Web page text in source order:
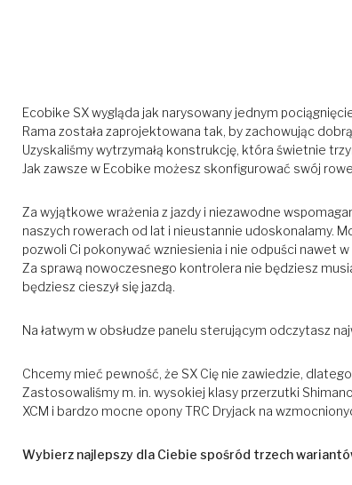
Ecobike SX wygląda jak narysowany jednym
Rama została zaprojektowana tak, by zachowując
Uzyskaliśmy wytrzymałą konstrukcję, która świetnie
Jak zawsze w Ecobike możesz skonfigurować swój
Za wyjątkowe wrażenia z jazdy i niezawodne
naszych rowerach od lat i nieustannie udoskonalamy.
pozwoli Ci pokonywać wzniesienia i nie odpuści nawet
Za sprawą nowoczesnego kontrolera nie będziesz
będziesz cieszył się jazdą.
Na łatwym w obsłudze panelu sterującym odczytasz
Chcemy mieć pewność, że SX Cię nie zawiedzie,
Zastosowaliśmy m. in. wysokiej klasy przerzutki
XCM i bardzo mocne opony TRC Dryjack na
Wybierz najlepszy dla Ciebie spośród trzech